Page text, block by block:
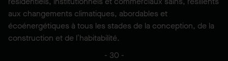
aux changements climatiques, abordables et
écoénergétiques à tous les stades de la conception, de la
construction et de l’habitabilité.
- 30 -